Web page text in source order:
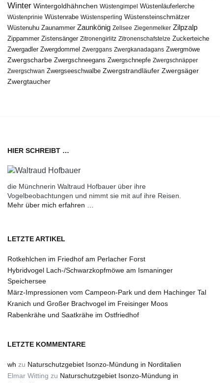
Winter Wintergoldhähnchen Wüstengimpel Wüstenläuferlerche
Wüstenprinie Wüstenrabe Wüstensperling Wüstensteinschmätzer
Wüstenuhu Zaunammer Zaunkönig Zellsee Ziegenmelker Zilpzalp
Zippammer Zistensänger Zitronengirlitz Zitronenschafstelze Zuckerteiche
Zwergadler Zwergdommel Zwerggans Zwergkanadagans Zwergmöwe
Zwergscharbe Zwergschneegans Zwergschnepfe Zwergschnäpper
Zwergschwan Zwergseeschwalbe Zwergstrandläufer Zwergsäger
Zwergtaucher
HIER SCHREIBT …
die Münchnerin Waltraud Hofbauer über ihre
Vogelbeobachtungen und nimmt sie mit auf ihre Reisen.
Mehr über mich erfahren …
LETZTE ARTIKEL
Rotkehlchen im Friedhof am Perlacher Forst
Hybridvogel Lach-/Schwarzkopfmöwe am Ismaninger
Speichersee
März-Impressionen vom Campeon-Park und dem Hachinger Tal
Kranich und Großer Brachvogel im Freisinger Moos
Rabenkrähe und Saatkrähe im Ostfriedhof
LETZTE KOMMENTARE
wh zu Naturschutzgebiet Isonzo-Mündung in Norditalien
Elmar Witting zu Naturschutzgebiet Isonzo-Mündung in